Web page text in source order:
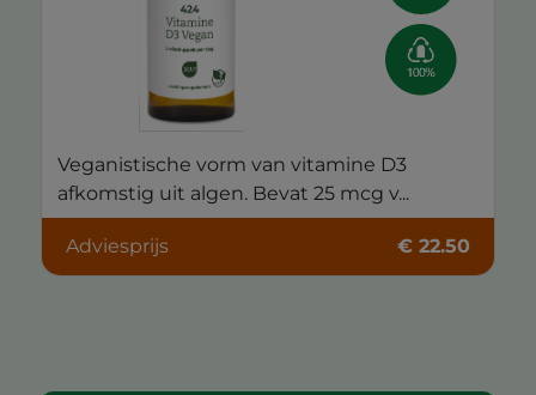
Veganistische vorm van vitamine D3
afkomstig uit algen. Bevat 25 mcg v...
Adviesprijs € 22.50